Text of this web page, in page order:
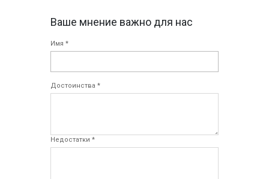
Ваше мнение важно для нас
Имя *
Достоинства *
Недостатки *